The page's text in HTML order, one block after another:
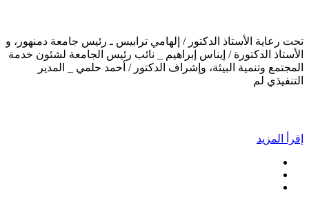
تحت رعاية الأستاذ الدكتور / إلهامي ترابيس ـ رئيس جامعة دمنهور، و
الأستاذ الدكتورة / إيناس إبراهيم _ نائب رئيس الجامعة لشئون خدمة
المجتمع وتنمية البيئة، وإشراف الدكتور / أحمد حلمي _ المدير
التنفيذي لم
إقرأ المزيد